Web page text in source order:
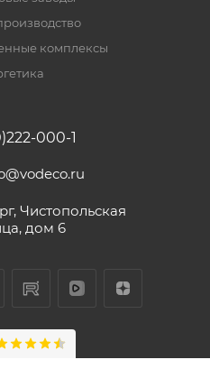
комплексы
000-1
Чистопольская
дом 6